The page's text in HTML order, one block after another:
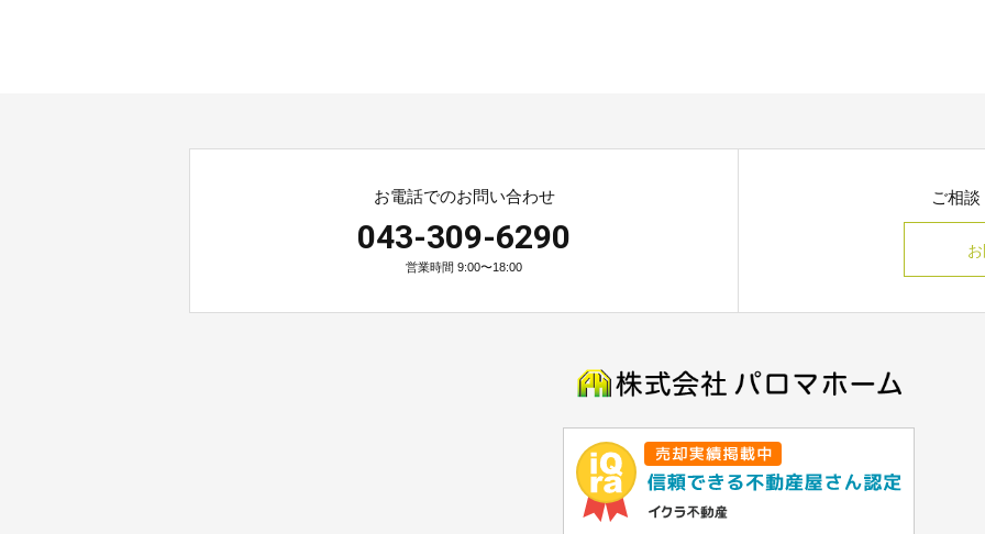
お電話でのお問い合わせ
043-309-6290
営業時間 9:00〜18:00
ご相